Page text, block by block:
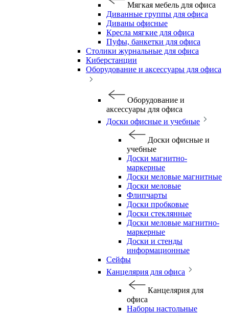
Мягкая мебель для офиса
Диванные группы для офиса
Диваны офисные
Кресла мягкие для офиса
Пуфы, банкетки для офиса
Столики журнальные для офиса
Киберстанции
Оборудование и аксессуары для офиса
Оборудование и
аксессуары для офиса
Доски офисные и учебные
Доски офисные и
учебные
Доски магнитно-
маркерные
Доски меловые магнитные
Доски меловые
Флипчарты
Доски пробковые
Доски стеклянные
Доски меловые магнитно-
маркерные
Доски и стенды
информационные
Сейфы
Канцелярия для офиса
Канцелярия для
офиса
Наборы настольные